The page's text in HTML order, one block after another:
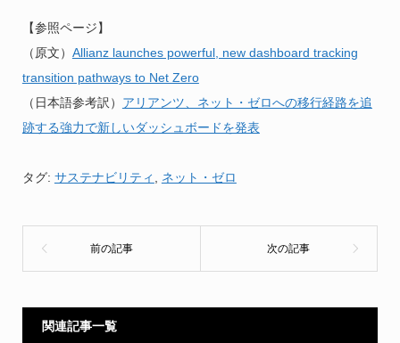
【参照ページ】
（原文） Allianz launches powerful, new dashboard tracking
transition pathways to Net Zero
（日本語参考訳） アリアンツ、ネット・ゼロへの移行経路を追
跡する強力で新しいダッシュボードを発表
タグ: サステナビリティ ネット・ゼロ
関連記事一覧